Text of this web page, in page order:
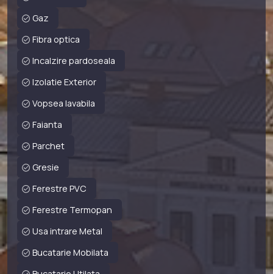
Gaz
Fibra optica
Incalzire pardoseala
Izolatie Exterior
Vopsea lavabila
Faianta
Parchet
Gresie
Ferestre PVC
Ferestre Termopan
Usa intrare Metal
Bucatarie Mobilata